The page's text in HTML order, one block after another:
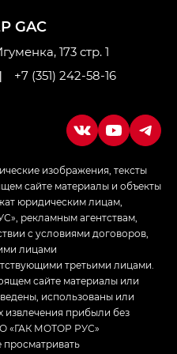
PREMIUM, ЛАУНЖ —
в комплектации
GAC
173 стр. 1
| +7 (351) 242-58-16
изображения, тексты
сайте материалы и объекты
юридическим лицам,
рекламным агентствам,
с условиями договоров,
лицами
третьими лицами.
сайте материалы или
использованы или
извлечения прибыли без
«ГАК МОТОР РУС»